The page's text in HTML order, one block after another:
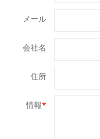
メール
会社名
住所
情報*